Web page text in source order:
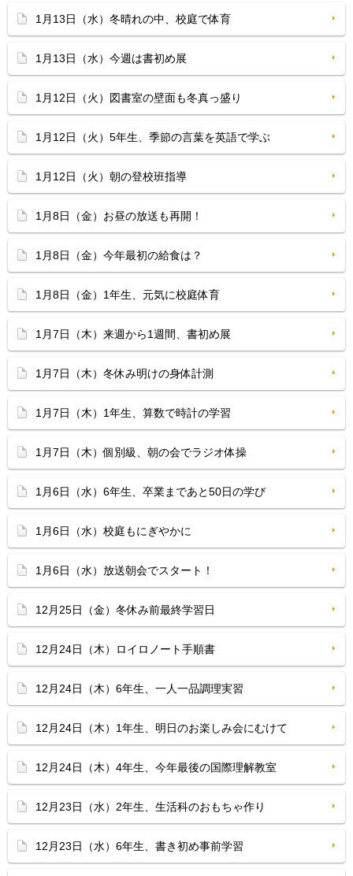
1月13日（水）冬晴れの中、校庭で体育
1月13日（水）今週は書初め展
1月12日（火）図書室の壁面も冬真っ盛り
1月12日（火）5年生、季節の言葉を英語で学ぶ
1月12日（火）朝の登校班指導
1月8日（金）お昼の放送も再開！
1月8日（金）今年最初の給食は？
1月8日（金）1年生、元気に校庭体育
1月7日（木）来週から1週間、書初め展
1月7日（木）冬休み明けの身体計測
1月7日（木）1年生、算数で時計の学習
1月7日（木）個別級、朝の会でラジオ体操
1月6日（水）6年生、卒業まであと50日の学び
1月6日（水）校庭もにぎやかに
1月6日（水）放送朝会でスタート！
12月25日（金）冬休み前最終学習日
12月24日（木）ロイロノート手順書
12月24日（木）6年生、一人一品調理実習
12月24日（木）1年生、明日のお楽しみ会にむけて
12月24日（木）4年生、今年最後の国際理解教室
12月23日（水）2年生、生活科のおもちゃ作り
12月23日（水）6年生、書き初め事前学習